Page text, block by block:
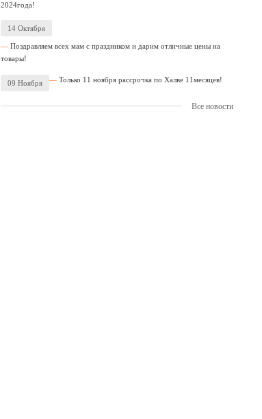
2024года!
14 Октября
Поздравляем всех мам с праздником и дарим отличные цены на
товары!
09 Ноября Только 11 ноября рассрочка по Халве 11месяцев!
Все новости